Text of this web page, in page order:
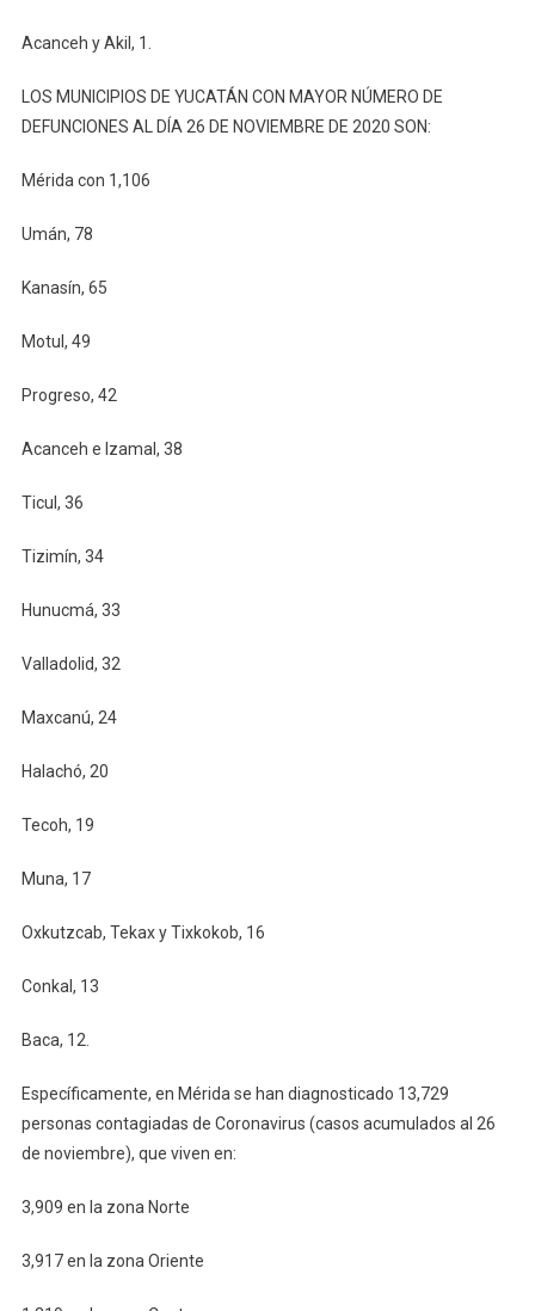
Acanceh y Akil, 1.
LOS MUNICIPIOS DE YUCATÁN CON MAYOR NÚMERO DE
DEFUNCIONES AL DÍA 26 DE NOVIEMBRE DE 2020 SON:
Mérida con 1,106
Umán, 78
Kanasín, 65
Motul, 49
Progreso, 42
Acanceh e Izamal, 38
Ticul, 36
Tizimín, 34
Hunucmá, 33
Valladolid, 32
Maxcanú, 24
Halachó, 20
Tecoh, 19
Muna, 17
Oxkutzcab, Tekax y Tixkokob, 16
Conkal, 13
Baca, 12.
Específicamente, en Mérida se han diagnosticado 13,729
personas contagiadas de Coronavirus (casos acumulados al 26
de noviembre), que viven en:
3,909 en la zona Norte
3,917 en la zona Oriente